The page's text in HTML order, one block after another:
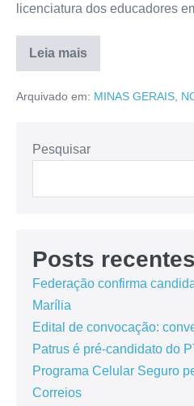
licenciatura dos educadores
Leia mais
Arquivado em: MINAS GERAIS
Pesquisar
Posts recentes
Federação confirma
Marília
Edital de convocação:
Patrus é pré-candidato do
Programa Celular Seguro
Correios